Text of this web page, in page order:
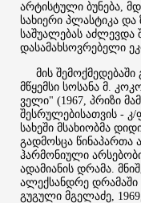
არტისტული ბუნება,
სახიერი პლასტიკა
საშუალებას აძლევდა
დასამახსოვრებელი
მის შემოქმედებაში
მწყემსი სოსანა მ.
ველი" (1967, პრიზი
შესრულებისათვის - კ/
სახეში მსახიობმა
გადმოსცა წინაპართა
ჰარმონიული
ადამიანის დრამა.
ალექსანდრე დრამაში
გუგული მგელაძე,